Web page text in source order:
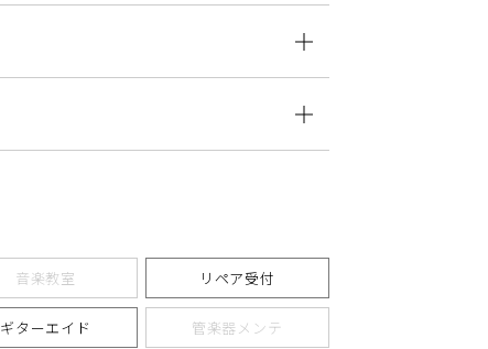
音楽教室 リペア受付
ギターエイド 管楽器メンテ